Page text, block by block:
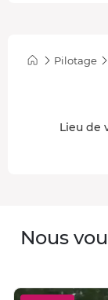
Pilotage
Lieu de
Nous